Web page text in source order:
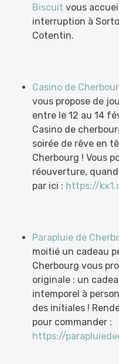
Biscuit vous
interruption à
Cotentin.
Casino de
vous propose de
entre le 12 au 14
Casino de
soirée de rêve en
Cherbourg ! Vous
réouverture, quand
par ici : https://
Parapluie de
moitié un cadeau
Cherbourg vous
originale : un
intemporel à
des initiales !
pour commander :
https://